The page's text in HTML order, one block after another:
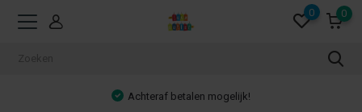
0 0
Achteraf betalen mogelijk!